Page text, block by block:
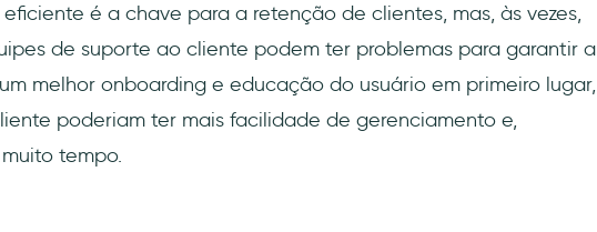
é a chave para a retenção de clientes, mas, às vezes,
de suporte ao cliente podem ter problemas para garantir a
melhor onboarding e educação do usuário em primeiro lugar,
poderiam ter mais facilidade de gerenciamento e,
tempo.